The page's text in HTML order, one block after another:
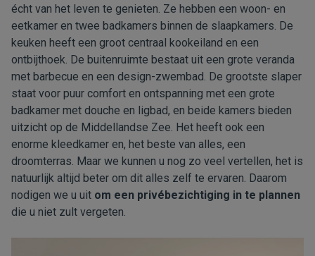
écht van het leven te genieten. Ze hebben een woon- en
eetkamer en twee badkamers binnen de slaapkamers. De
keuken heeft een groot centraal kookeiland en een
ontbijthoek. De buitenruimte bestaat uit een grote veranda
met barbecue en een design-zwembad. De grootste slaper
staat voor puur comfort en ontspanning met een grote
badkamer met douche en ligbad, en beide kamers bieden
uitzicht op de Middellandse Zee. Het heeft ook een
enorme kleedkamer en, het beste van alles, een
droomterras. Maar we kunnen u nog zo veel vertellen, het is
natuurlijk altijd beter om dit alles zelf te ervaren. Daarom
nodigen we u uit om een privébezichtiging in te plannen
die u niet zult vergeten.